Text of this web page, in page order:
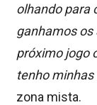
olhando para
ganhamos os
próximo jogo
tenho minhas
zona mista.